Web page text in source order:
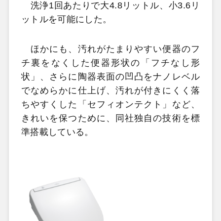
洗浄1回あたりで大4.8リットル、小3.6リ
ットルを可能にした。
ほかにも、汚れがたまりやすい便器のフ
チ裏をなくした便器形状の「フチなし形
状」、さらに陶器表面の凹凸をナノレベル
でなめらかに仕上げ、汚れが付きにくく落
ちやすくした「セフィオンテクト」など、
きれいを保つために、同社独自の技術を標
準搭載している。